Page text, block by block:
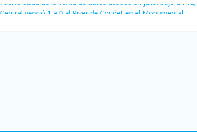
Fuerte caída de la venta de autos usados en julio: bajó un
Desde que asumió Milei cerraron 41.000 kioscos: el sector
Vacaciones de invierno con más movimiento y consumo